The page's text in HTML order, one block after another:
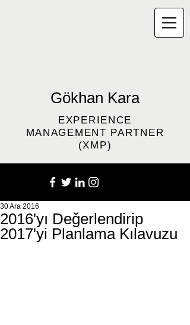
Gökhan Kara
EXPERIENCE
MANAGEMENT PARTNER
(XMP)
2016'yı Değerlendirip
2017'yi Planlama Kılavuzu
30 Ara 2016